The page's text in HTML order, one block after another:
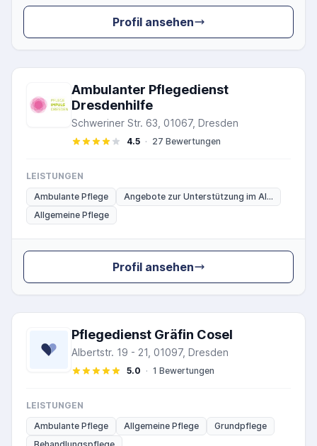
Profil ansehen
Ambulanter Pflegedienst
Dresdenhilfe
Schweriner Str. 63, 01067, Dresden
4.5 · 27 Bewertungen
LEISTUNGEN
Ambulante Pflege
Angebote zur Unterstützung im Al...
Allgemeine Pflege
Profil ansehen
Pflegedienst Gräfin Cosel
Albertstr. 19 - 21, 01097, Dresden
5.0 · 1 Bewertungen
LEISTUNGEN
Ambulante Pflege
Allgemeine Pflege
Grundpflege